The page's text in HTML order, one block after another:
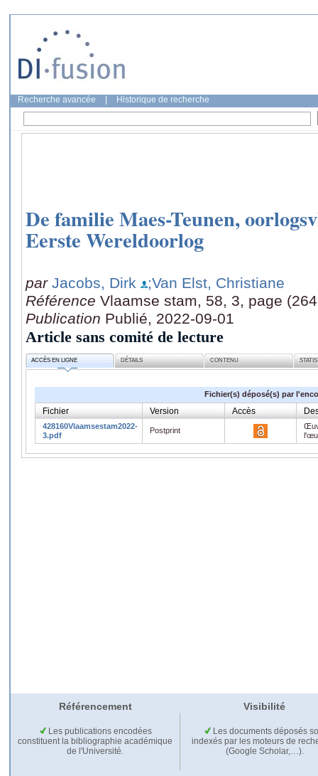
Recherche avancée Historique de recherche
De familie Maes-Teunen,
Eerste Wereldoorlog
par Jacobs, Dirk
;Van Elst, Christiane
Référence Vlaamse stam, 58, 3, page
Publication Publié, 2022-09-01
Article sans comité de lecture
ACCÈS EN LIGNE DÉTAILS CONTENU
Fichier(s) déposé(s) par
Fichier Version Accès
428160Vlaamsestam2022-
3.pdf
Postprint
Référencement Visibilité
Les publications encodées
constituent la bibliographie académique
de l'Université.
Les documents déposés
indexés par les moteurs de
(Google Scholar,…).